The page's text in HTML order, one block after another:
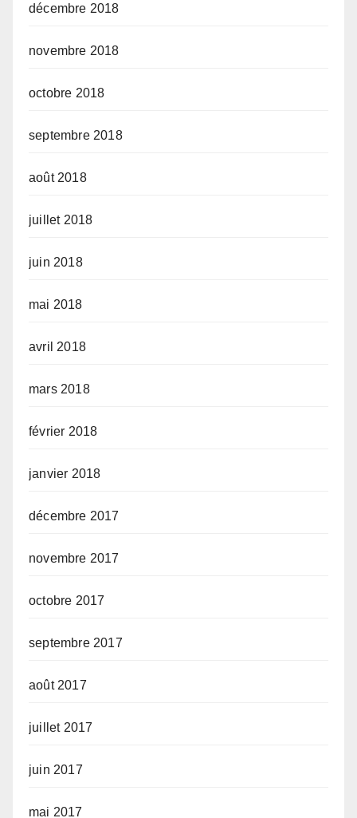
décembre 2018
novembre 2018
octobre 2018
septembre 2018
août 2018
juillet 2018
juin 2018
mai 2018
avril 2018
mars 2018
février 2018
janvier 2018
décembre 2017
novembre 2017
octobre 2017
septembre 2017
août 2017
juillet 2017
juin 2017
mai 2017